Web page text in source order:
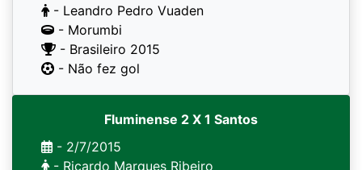
- Leandro Pedro Vuaden
- Morumbi
- Brasileiro 2015
- Não fez gol
Fluminense 2 X 1 Santos
- 2/7/2015
- Ricardo Marques Ribeiro